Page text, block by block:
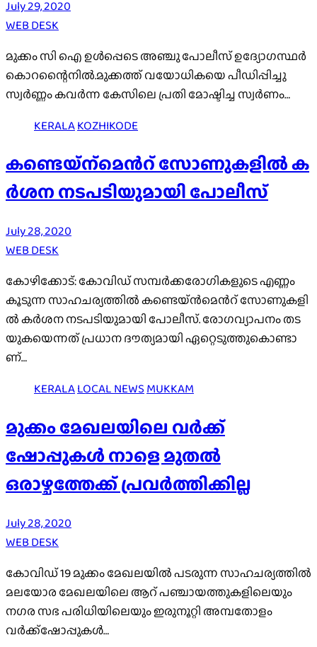
July 29, 2020
WEB DESK
മുക്കം സി ഐ ഉൾപ്പെടെ അഞ്ചു പോലീസ് ഉദ്യോഗസ്ഥർ
കൊറന്റൈനിൽ.മുക്കത്ത് വയോധികയെ പീഡിപ്പിച്ചു
സ്വർണ്ണം കവർന്ന കേസിലെ പ്രതി മോഷ്ടിച്ച സ്വർണം…
KERALAKOZHIKODE
ക​ണ്ടെ​യ്ന്‌മെ​ന്‍റ് സോ​ണു​ക​ളി​ല്‍ ക​
ര്‍​ശ​ന ന​ട​പ​ടി​യു​മാ​യി പോലീ​സ്
July 28, 2020
WEB DESK
കോ​ഴി​ക്കോ​ട്: കോ​വി​ഡ് സ​മ്പ​ര്‍​ക്ക​രോ​ഗി​ക​ളു​ടെ എ​ണ്ണം
കൂ​ടു​ന്ന സാ​ഹ​ച​ര്യ​ത്തി​ല്‍ ക​ണ്ടെ​യ്ന്‍മെ​ന്‍റ് സോ​ണു​ക​ളി​
ല്‍ ക​ര്‍​ശ​ന ന​ട​പ​ടി​യു​മാ​യി പോ​ലീ​സ്. രോ​ഗവ്യാ​പ​നം ത​ട​
യു​ക​യെ​ന്ന​ത് പ്ര​ധാ​ന ദൗ​ത്യ​മാ​യി ഏ​റ്റെ​ടു​ത്തു​കൊ​ണ്ടാ​
ണ്…
KERALALOCAL NEWSMUKKAM
മുക്കം മേഖലയിലെ വർക്ക്
ഷോപ്പുകൾ നാളെ മുതൽ
ഒരാഴ്ചത്തേക്ക് പ്രവർത്തിക്കില്ല
July 28, 2020
WEB DESK
കോവിഡ് 19 മുക്കം മേഖലയിൽ പടരുന്ന സാഹചര്യത്തിൽ
മലയോര മേഖലയിലെ ആറ് പഞ്ചായത്തുകളിലെയും
നഗര സഭ പരിധിയിലെയും ഇരുനൂറ്റി അമ്പതോളം
വർക്ക്ഷോപ്പുകൾ…